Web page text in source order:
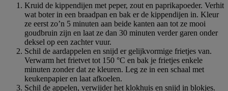
Kruid de kippendijen met peper, zout en paprikapoeder. Verhit
wat boter in een braadpan en bak er de kippendijen in. Kleur
ze eerst zo’n 5 minuten aan beide kanten aan tot ze mooi
goudbruin zijn en laat ze dan 30 minuten verder garen onder
deksel op een zachter vuur.
Schil de aardappelen en snijd er gelijkvormige frietjes van.
Verwarm het frietvet tot 150 °C en bak je frietjes enkele
minuten zonder dat ze kleuren. Leg ze in een schaal met
keukenpapier en laat afkoelen.
Schil de appelen, verwijder het klokhuis en snijd in blokjes.